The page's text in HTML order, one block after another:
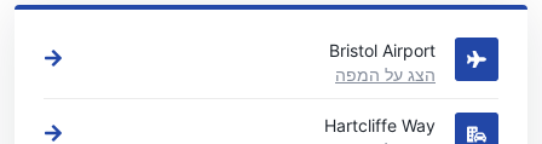
ראה את מיקומי השכרת הרכב העיקריים שלנו בבריסטול
Bristol Airport
הצג על המפה
Hartcliffe Way